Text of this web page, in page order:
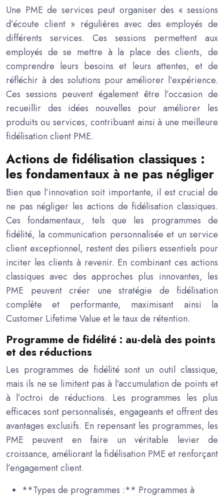
Une PME de services peut organiser des « sessions
d’écoute client » régulières avec des employés de
différents services. Ces sessions permettent aux
employés de se mettre à la place des clients, de
comprendre leurs besoins et leurs attentes, et de
réfléchir à des solutions pour améliorer l’expérience.
Ces sessions peuvent également être l’occasion de
recueillir des idées nouvelles pour améliorer les
produits ou services, contribuant ainsi à une meilleure
fidélisation client PME.
Actions de fidélisation classiques :
les fondamentaux à ne pas négliger
Bien que l’innovation soit importante, il est crucial de
ne pas négliger les actions de fidélisation classiques.
Ces fondamentaux, tels que les programmes de
fidélité, la communication personnalisée et un service
client exceptionnel, restent des piliers essentiels pour
inciter les clients à revenir. En combinant ces actions
classiques avec des approches plus innovantes, les
PME peuvent créer une stratégie de fidélisation
complète et performante, maximisant ainsi la
Customer Lifetime Value et le taux de rétention.
Programme de fidélité : au-delà des points
et des réductions
Les programmes de fidélité sont un outil classique,
mais ils ne se limitent pas à l’accumulation de points et
à l’octroi de réductions. Les programmes les plus
efficaces sont personnalisés, engageants et offrent des
avantages exclusifs. En repensant les programmes, les
PME peuvent en faire un véritable levier de
croissance, améliorant la fidélisation PME et renforçant
l’engagement client.
**Types de programmes :** Programmes à